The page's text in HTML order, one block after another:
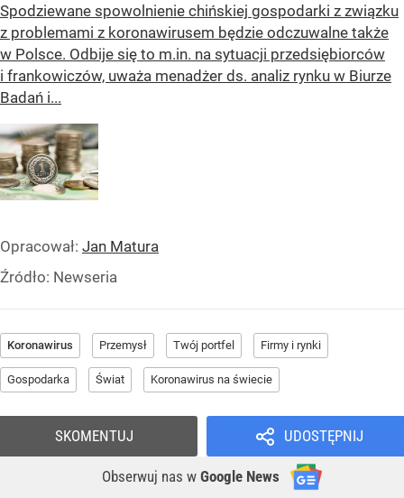
Spodziewane spowolnienie chińskiej gospodarki z związku
z problemami z koronawirusem będzie odczuwalne także
w Polsce. Odbije się to m.in. na sytuacji przedsiębiorców
i frankowiczów, uważa menadżer ds. analiz rynku w Biurze
Badań i...
Opracował: Jan Matura
Źródło: Newseria
Koronawirus Przemysł Twój portfel Firmy i rynki
Gospodarka Świat Koronawirus na świecie
UDOSTĘPNIJ
Obserwuj nas w Google News
SKOMENTUJ